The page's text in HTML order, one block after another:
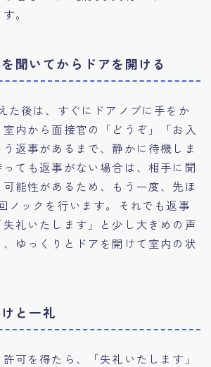
。
聞いてからドアを開ける
た後は、すぐにドアノブに手をか
内から面接官の「どうぞ」「お入
返事があるまで、静かに待機しま
ても返事がない場合は、相手に聞
能性があるため、もう一度、先ほ
ノックを行います。それでも返事
礼いたします」と少し大きめの声
ゆっくりとドアを開けて室内の状
と一礼
可を得たら、「失礼いたします」